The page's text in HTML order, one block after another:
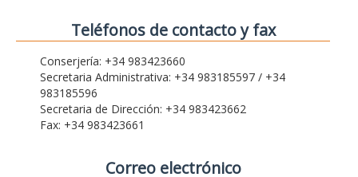
Teléfonos de contacto y fax
Conserjería: +34 983423660
Secretaria Administrativa: +34 983185597 / +34
983185596
Secretaria de Dirección: +34 983423662
Fax: +34 983423661
Correo electrónico